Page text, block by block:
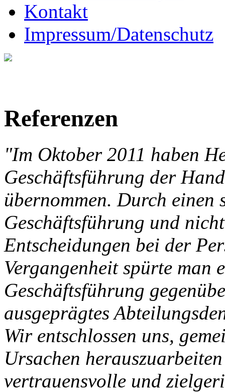
Kontakt
Impressum/Datenschutz
Referenzen
"Im Oktober 2011 haben
Geschäftsführung der
übernommen. Durch einen
Geschäftsführung und
Entscheidungen bei der
Vergangenheit spürte man
Geschäftsführung
ausgeprägtes
Wir entschlossen uns,
Ursachen
vertrauensvolle und